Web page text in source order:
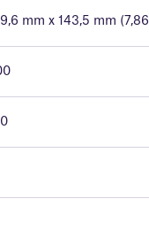
mm x 143,5 mm